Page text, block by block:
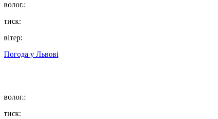
волог.:
тиск:
вітер:
Погода у Львові
волог.:
тиск: